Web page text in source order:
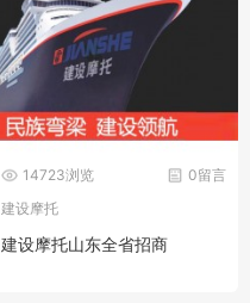
0留言
14723浏览
建设摩托
建设摩托山东全省招商